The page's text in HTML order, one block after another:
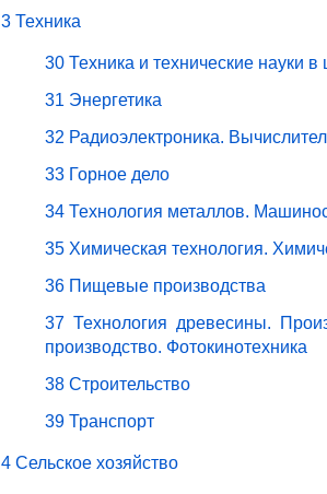
3 Техника
30 Техника и технические науки в
31 Энергетика
32 Радиоэлектроника.
33 Горное дело
34 Технология металлов.
35 Химическая технология.
36 Пищевые производства
37 Технология древесины.
производство. Фотокинотехника
38 Строительство
39 Транспорт
4 Сельское хозяйство